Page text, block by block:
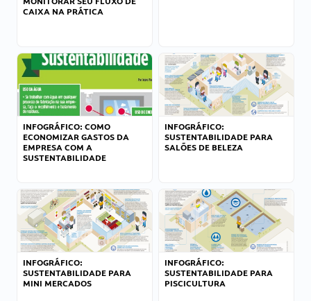
CAIXA NA PRÁTICA
INFOGRÁFICO: COMO
ECONOMIZAR GASTOS DA
EMPRESA COM A
SUSTENTABILIDADE
INFOGRÁFICO:
SUSTENTABILIDADE PARA
SALÕES DE BELEZA
INFOGRÁFICO:
SUSTENTABILIDADE PARA
MINI MERCADOS
INFOGRÁFICO:
SUSTENTABILIDADE PARA
PISCICULTURA